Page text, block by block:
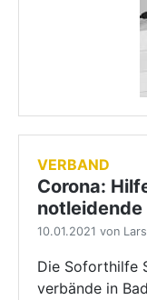
VERBAND
Corona:
10.01.2021 von
Die Soforthilfe
verbände in